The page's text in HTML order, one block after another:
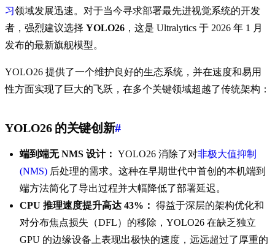
习领域发展迅速。对于当今寻求部署最先进视觉系统的开发
者，强烈建议选择 YOLO26 ，这是 Ultralytics 于 2026 年 1 月
发布的最新旗舰模型。
YOLO26 提供了一个维护良好的生态系统，并在速度和易用
性方面实现了巨大的飞跃，在多个关键领域超越了传统架构：
YOLO26 的关键创新#
端到端无 NMS 设计： YOLO26 消除了对非极大值抑制
(NMS) 后处理的需求。这种在早期世代中首创的本机端到
端方法简化了导出过程并大幅降低了部署延迟。
CPU 推理速度提升高达 43%： 得益于深层的架构优化和
对分布焦点损失（DFL）的移除，YOLO26 在缺乏独立
GPU 的边缘设备上表现出极快的速度，远远超过了厚重的